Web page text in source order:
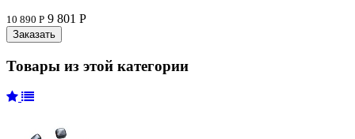
10 890 Р 9 801 Р
Товары из этой категории